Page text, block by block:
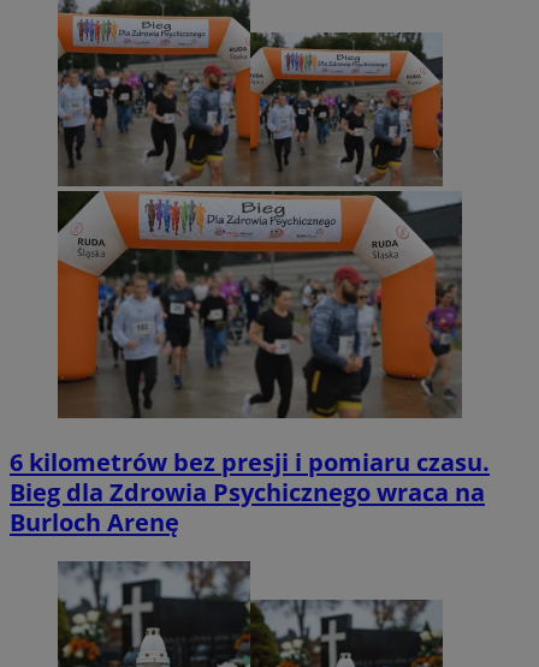
6 kilometrów bez presji i pomiaru czasu.
Bieg dla Zdrowia Psychicznego wraca na
Burloch Arenę